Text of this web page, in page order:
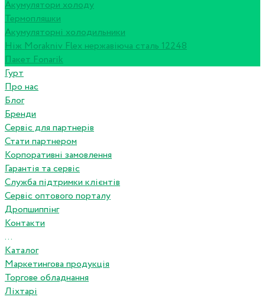
Акумулятори холоду
Термопляшки
Акумуляторні холодильники
Ніж Morakniv Flex нержавіюча сталь 12248
Пакет Fonarik
Гурт
Про нас
Блог
Бренди
Сервіс для партнерів
Стати партнером
Корпоративні замовлення
Гарантія та сервіс
Служба підтримки клієнтів
Сервіс оптового порталу
Дропшиппінг
Контакти
...
Каталог
Маркетингова продукція
Торгове обладнання
Ліхтарі